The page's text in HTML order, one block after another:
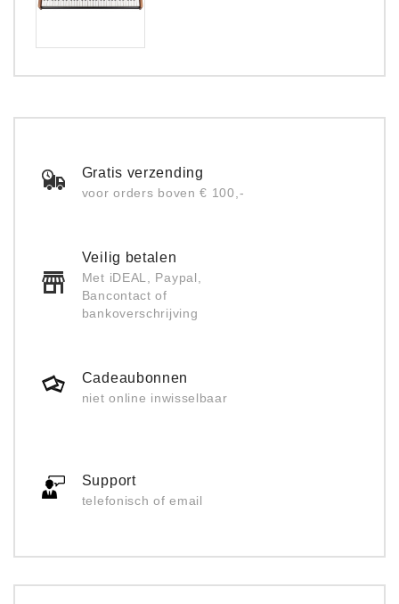
Gratis verzending
voor orders boven € 100,-
Veilig betalen
Met iDEAL, Paypal,
Bancontact of
bankoverschrijving
Cadeaubonnen
niet online inwisselbaar
Support
telefonisch of email